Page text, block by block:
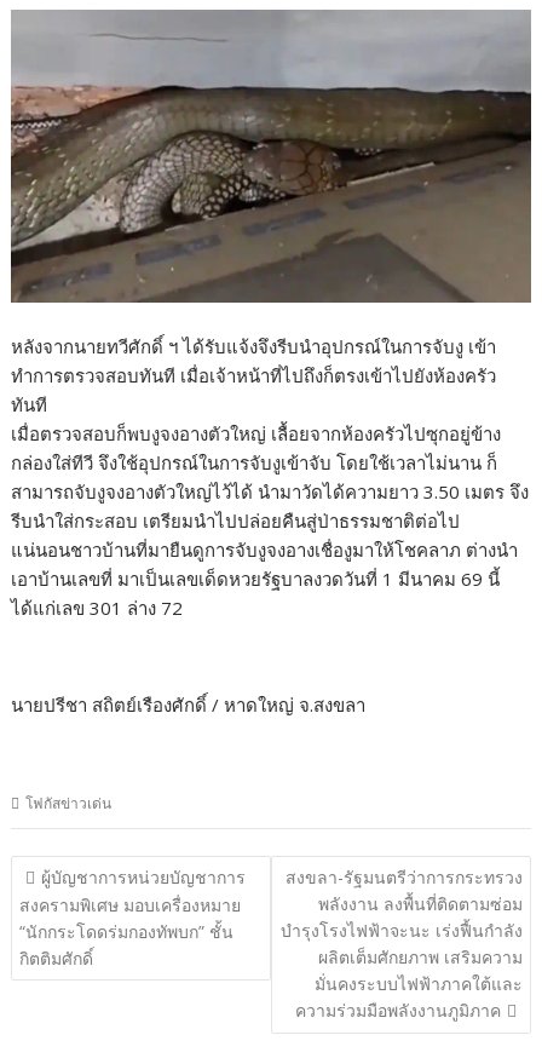
หลังจากนายทวีศักดิ์ ฯ ได้รับแจ้งจึงรีบนำอุปกรณ์ในการจับงู เข้า
ทำการตรวจสอบทันที เมื่อเจ้าหน้าที่ไปถึงก็ตรงเข้าไปยังห้องครัว
ทันที
เมื่อตรวจสอบก็พบงูจงอางตัวใหญ่ เลื้อยจากห้องครัวไปซุกอยู่ข้าง
กล่องใส่ทีวี จึงใช้อุปกรณ์ในการจับงูเข้าจับ โดยใช้เวลาไม่นาน ก็
สามารถจับงูจงอางตัวใหญ่ไว้ได้ นำมาวัดได้ความยาว 3.50 เมตร จึง
รีบนำใส่กระสอบ เตรียมนำไปปล่อยคืนสู่ป่าธรรมชาติต่อไป
แน่นอนชาวบ้านที่มายืนดูการจับงูจงอางเชื่องูมาให้โชคลาภ ต่างนำ
เอาบ้านเลขที่ มาเป็นเลขเด็ดหวยรัฐบาลงวดวันที่ 1 มีนาคม 69 นี้
ได้แก่เลข 301 ล่าง 72
นายปรีชา สถิตย์เรืองศักดิ์ / หาดใหญ่ จ.สงขลา
โฟกัสข่าวเด่น
แนะแนว
เรื่อง
ผู้บัญชาการหน่วยบัญชาการ
สงครามพิเศษ มอบเครื่องหมาย
“นักกระโดดร่มกองทัพบก” ชั้น
กิตติมศักดิ์
สงขลา-รัฐมนตรีว่าการกระทรวง
พลังงาน ลงพื้นที่ติดตามซ่อม
บำรุงโรงไฟฟ้าจะนะ เร่งฟื้นกำลัง
ผลิตเต็มศักยภาพ เสริมความ
มั่นคงระบบไฟฟ้าภาคใต้และ
ความร่วมมือพลังงานภูมิภาค